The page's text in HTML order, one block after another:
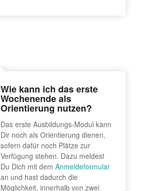
Wie kann ich das erste
Wochenende als
Orientierung nutzen?
Das erste Ausbildungs-Modul kann
Dir noch als Orientierung dienen,
sofern dafür noch Plätze zur
Verfügung stehen. Dazu meldest
Du Dich mit dem Anmeldeformular
an und hast dadurch die
Möglichkeit, innerhalb von zwei